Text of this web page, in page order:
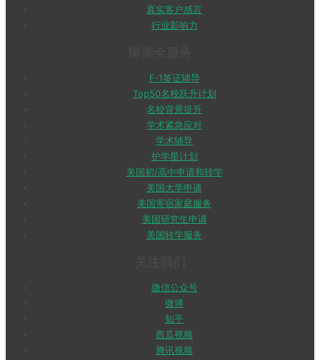
真实客户感言
行业影响力
F-1签证辅导
Top50名校跃升计划
名校背景提升
学术紧急应对
学术辅导
护学星计划
美国初/高中申请和转学
美国大学申请
美国寄宿家庭服务
美国研究生申请
美国转学服务
微信公众号
微博
知乎
西瓜视频
腾讯视频